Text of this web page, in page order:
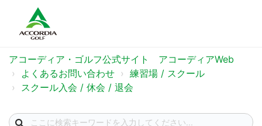
アコーディア・ゴルフ公式サイト アコーディアWeb
よくあるお問い合わせ
練習場 / スクール
スクール入会 / 休会 / 退会